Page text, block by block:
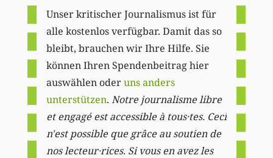
Unser kritischer Journalismus ist für
alle kostenlos verfügbar. Damit das so
bleibt, brauchen wir Ihre Hilfe. Sie
können Ihren Spendenbeitrag hier
auswählen oderuns anders
unterstützen. Notre journalisme libre
et engagé est accessible à tous·tes. Ceci
n'est possible que grâce au soutien de
nos lecteur·rices. Si vous en avez les